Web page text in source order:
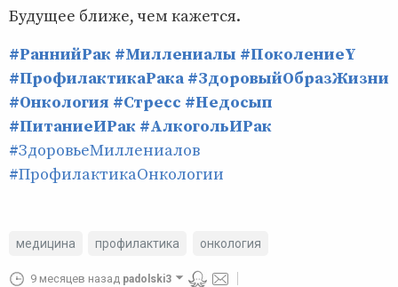
Будущее ближе, чем кажется.
#РаннийРак #Миллениалы #ПоколениеY
#ПрофилактикаРака #ЗдоровыйОбразЖизни
#Онкология #Стресс #Недосып
#ПитаниеИРак #АлкогольИРак
#ЗдоровьеМиллениалов
#ПрофилактикаОнкологии
медицина профилактика онкология
9 месяцев назад padolski3